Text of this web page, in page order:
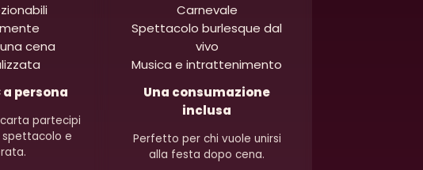
cena
a persona
partecipi
spettacolo e
Carnevale
Spettacolo burlesque dal
vivo
Musica e intrattenimento
Una consumazione
inclusa
Perfetto per chi vuole unirsi
alla festa dopo cena.